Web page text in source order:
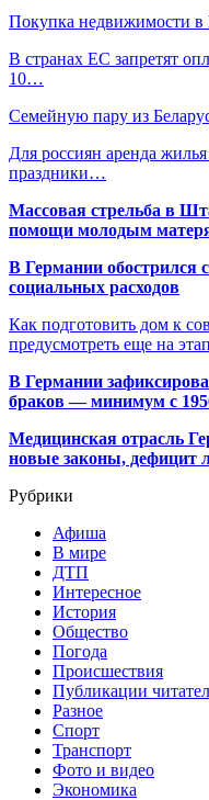
Покупка недвижимости в
В странах ЕС запретят
10…
Семейную пару из
Для россиян аренда
праздники…
Массовая стрельба в
помощи молодым
В Германии обострился
социальных расходов
Как подготовить дом к
предусмотреть еще на
В Германии
браков — минимум с
Медицинская отрасль
новые законы, дефицит
Рубрики
Афиша
В мире
ДТП
Интересное
История
Общество
Погода
Происшествия
Публикации
Разное
Спорт
Транспорт
Фото и видео
Экономика